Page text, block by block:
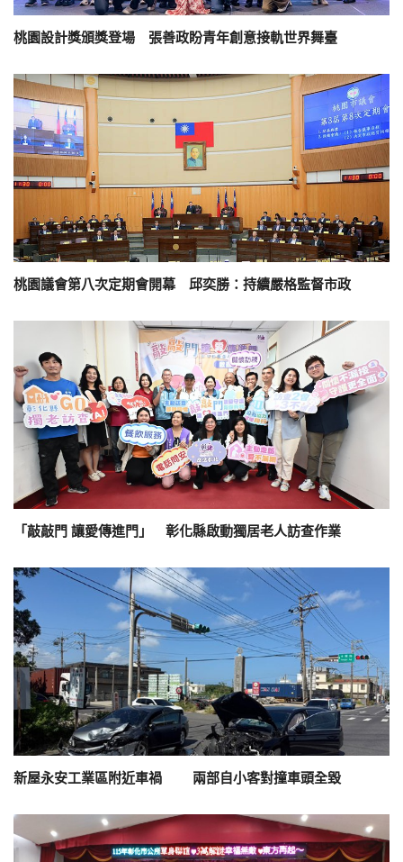
桃園設計獎頒獎登場 張善政盼青年創意接軌世界舞臺
桃園議會第八次定期會開幕 邱奕勝：持續嚴格監督市政
「敲敲門 讓愛傳進門」 彰化縣啟動獨居老人訪查作業
新屋永安工業區附近車禍 兩部自小客對撞車頭全毀